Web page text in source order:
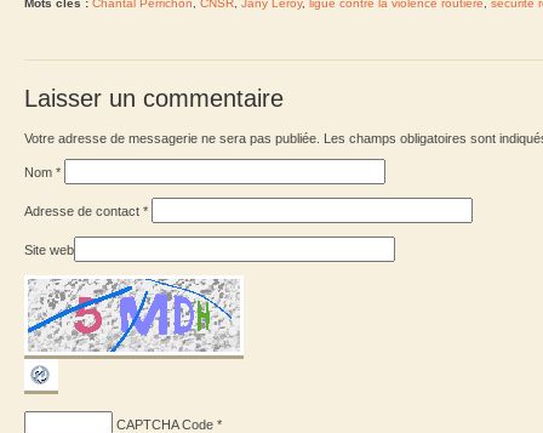
Laisser un commentaire
Votre adresse de messagerie ne sera pas publiée. Les champs obligatoires sont
Nom *
Adresse de contact *
Site web
CAPTCHA Code *